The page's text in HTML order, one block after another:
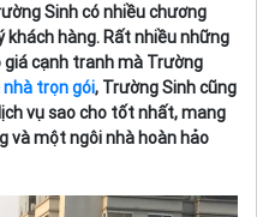
Sinh có nhiều chương
hàng. Rất nhiều những
giá cạnh tranh mà Trường
trọn gói, Trường Sinh cũng
vụ sao cho tốt nhất, mang
và một ngôi nhà hoàn hảo